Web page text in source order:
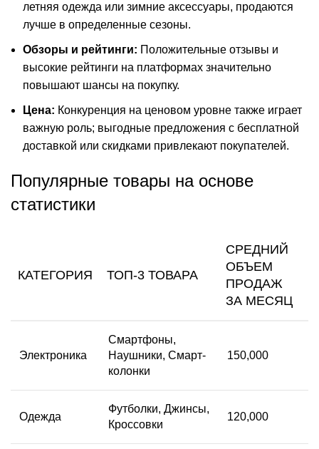
летняя одежда или зимние аксессуары, продаются
лучше в определенные сезоны.
Обзоры и рейтинги: Положительные отзывы и
высокие рейтинги на платформах значительно
повышают шансы на покупку.
Цена: Конкуренция на ценовом уровне также играет
важную роль; выгодные предложения с бесплатной
доставкой или скидками привлекают покупателей.
Популярные товары на основе
статистики
КАТЕГОРИЯ ТОП-3 ТОВАРА
СРЕДНИЙ
ОБЪЕМ
ПРОДАЖ
ЗА МЕСЯЦ
Электроника
Смартфоны,
Наушники, Смарт-
колонки
150,000
Одежда
Футболки, Джинсы,
Кроссовки
120,000